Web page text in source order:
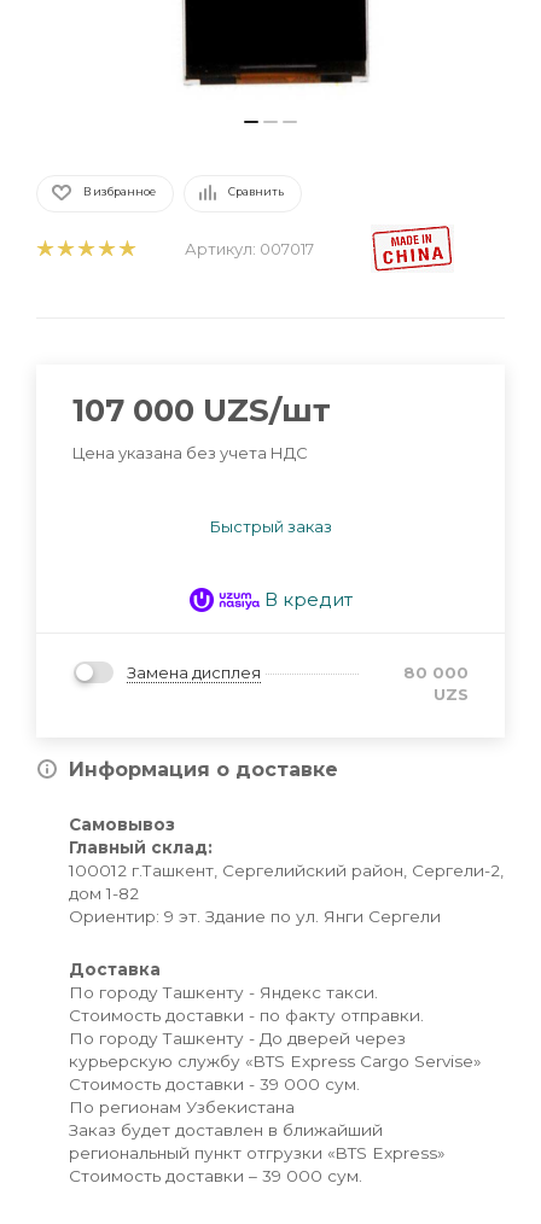
В избранное Сравнить
Артикул: 007017
107 000 UZS/шт
Цена указана без учета НДС
Быстрый заказ
В кредит
Замена дисплея
80 000
UZS
Информация о доставке
Самовывоз
Главный склад:
100012 г.Ташкент, Сергелийский район, Сергели-2,
дом 1-82
Ориентир: 9 эт. Здание по ул. Янги Сергели
Доставка
По городу Ташкенту - Яндекс такси.
Стоимость доставки - по факту отправки.
По городу Ташкенту - До дверей через
курьерскую службу «BTS Express Cargo Servise»
Стоимость доставки - 39 000 сум.
По регионам Узбекистана
Заказ будет доставлен в ближайший
региональный пункт отгрузки «BTS Express»
Стоимость доставки – 39 000 сум.